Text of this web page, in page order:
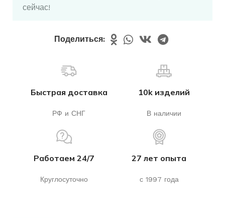
сейчас!
Поделиться:
Быстрая доставка
РФ и СНГ
10k изделий
В наличии
Работаем 24/7
Круглосуточно
27 лет опыта
с 1997 года